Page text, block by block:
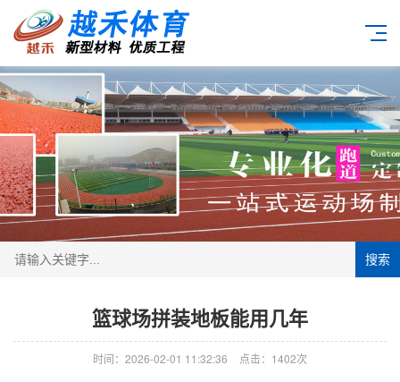
搜索
篮球场拼装地板能用几年
时间：2026-02-01 11:32:36 点击：1402次